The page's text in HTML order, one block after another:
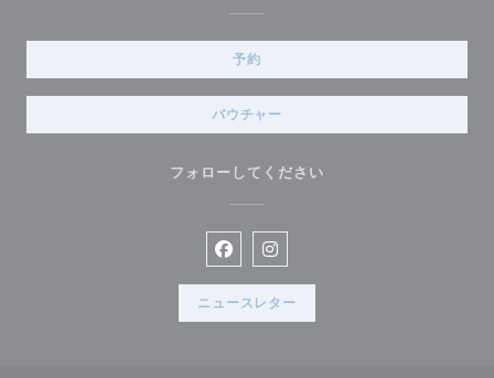
予約
バウチャー
フォローしてください
Facebook ((新しいウィンドウで
Instagram ((新しいウィンド
ニュースレター